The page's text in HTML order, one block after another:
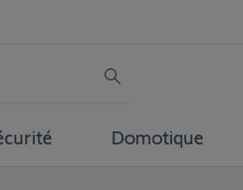
Domotique